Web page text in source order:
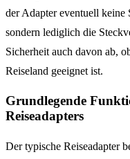
der Adapter eventuell keine
sondern lediglich die
Sicherheit auch davon ab,
Reiseland geeignet ist.
Grundlegende
Reiseadapters
Der typische Reiseadapter